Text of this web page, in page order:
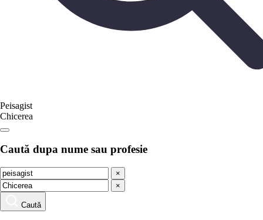
Peisagist
Chicerea
Caută dupa nume sau profesie
×
×
Caută